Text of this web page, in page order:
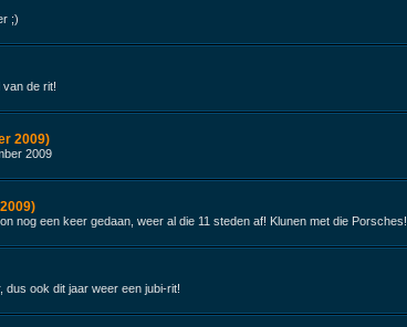
;)
van de rit!
2009)
2009
nog een keer gedaan, weer al die 11 steden af! Klunen met die Porsches!
dus ook dit jaar weer een jubi-rit!